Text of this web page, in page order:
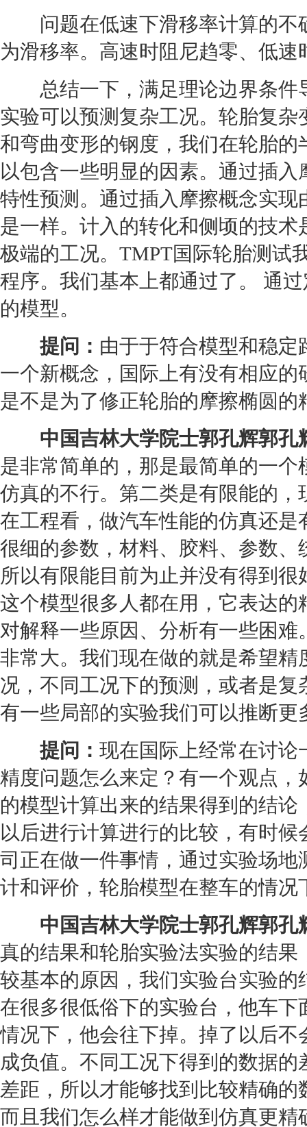
问题在低速下滑移率计算的不
为滑移率。高速时阻尼趋零、低速
总结一下，满足理论边界条件
实验可以预测复杂工况。 轮胎复杂
和弯曲变形的钢度，我们在轮胎的
以包含一些明显的因素。通过插
特性预测。通过插入摩擦概念实
是一样。计入的转化和侧顷的技
极端的工况。TMPT国际轮胎测试
程序。我们基本上都通过了。 通
的模型。
提问： 由于于符合模型和稳
一个新概念，国际上有没有相应
是不是为了修正轮胎的摩擦椭圆的
中国吉林大学院士郭孔辉郭孔
是非常简单的，那是最简单的一
仿真的不行。第二类是有限能的
在工程看，做汽车性能的仿真还
很细的参数，材料、胶料、参数
所以有限能目前为止并没有得到
这个模型很多人都在用，它表达
对解释一些原因、分析有一些困
非常大。我们现在做的就是希望
况，不同工况下的预测，或者是
有一些局部的实验我们可以推断
提问： 现在国际上经常在讨论
精度问题怎么来定？有一个观点，
的模型计算出来的结果得到的结
以后进行计算进行的比较，有时
司正在做一件事情，通过实验场地
计和评价， 轮胎模型在整车的情况
中国吉林大学院士郭孔辉郭孔
真的结果和轮胎实验法实验的结果
较基本的原因，我们实验台实验
在很多很低俗下的实验台，他车
情况下，他会往下掉。掉了以后
成负值。不同工况下得到的数据
差距，所以才能够找到比较精确
而且我们怎么样才能做到仿真更精